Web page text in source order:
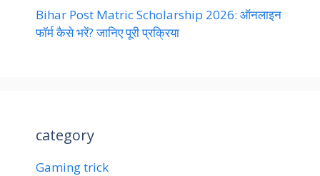
Bihar Post Matric Scholarship 2026: ऑनलाइन
फॉर्म कैसे भरें? जानिए पूरी प्रक्रिया
category
Gaming trick